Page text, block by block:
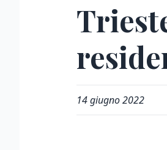
14 giugno 2022